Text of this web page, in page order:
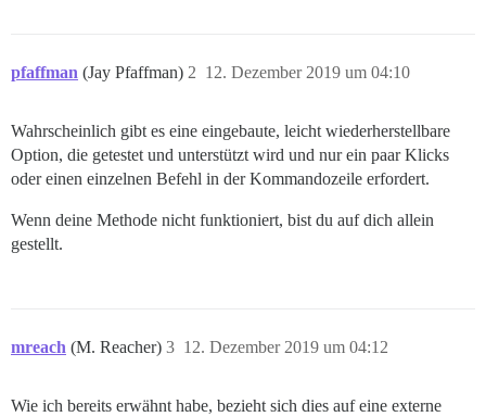
pfaffman (Jay Pfaffman) 12. Dezember 2019 um 04:10
2
Wahrscheinlich gibt es eine eingebaute, leicht wiederherstellbare
Option, die getestet und unterstützt wird und nur ein paar Klicks
oder einen einzelnen Befehl in der Kommandozeile erfordert.
Wenn deine Methode nicht funktioniert, bist du auf dich allein
gestellt.
mreach (M. Reacher) 12. Dezember 2019 um 04:12
3
Wie ich bereits erwähnt habe, bezieht sich dies auf eine externe